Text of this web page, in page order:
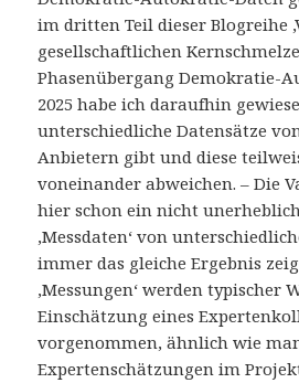
im dritten Teil dieser Blogreihe
gesellschaftlichen
Phasenübergang Demokratie-
2025 habe ich daraufhin
unterschiedliche Datensätze
Anbietern gibt und diese
voneinander abweichen. – Die
hier schon ein nicht
‚Messdaten‘ von
immer das gleiche Ergebnis
‚Messungen‘ werden typischer
Einschätzung eines
vorgenommen, ähnlich wie
Expertenschätzungen im